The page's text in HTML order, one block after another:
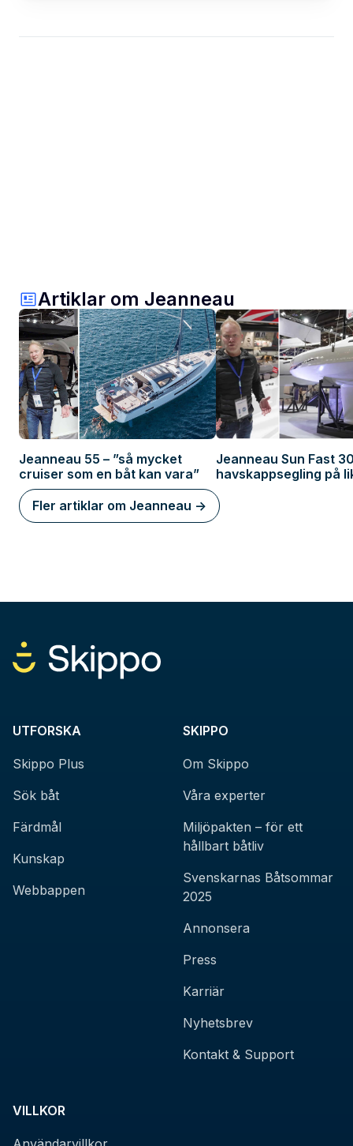
Artiklar om Jeanneau
Jeanneau 55 – ”så mycket
cruiser som en båt kan vara”
Jeanneau Sun Fast
havskappsegling på
Fler artiklar om Jeanneau ->
UTFORSKA
Skippo Plus
Sök båt
Färdmål
Kunskap
Webbappen
SKIPPO
Om Skippo
Våra experter
Miljöpakten – för ett
hållbart båtliv
Svenskarnas Båtsommar
2025
Annonsera
Press
Karriär
Nyhetsbrev
Kontakt & Support
VILLKOR